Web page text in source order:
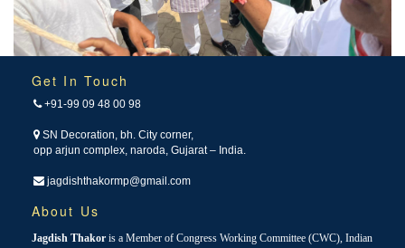
Get In Touch
+91-99 09 48 00 98
SN Decoration, bh. City corner,
opp arjun complex, naroda, Gujarat – India.
jagdishthakormp@gmail.com
About Us
Jagdish Thakor is a Member of Congress Working Committee (CWC), Indian